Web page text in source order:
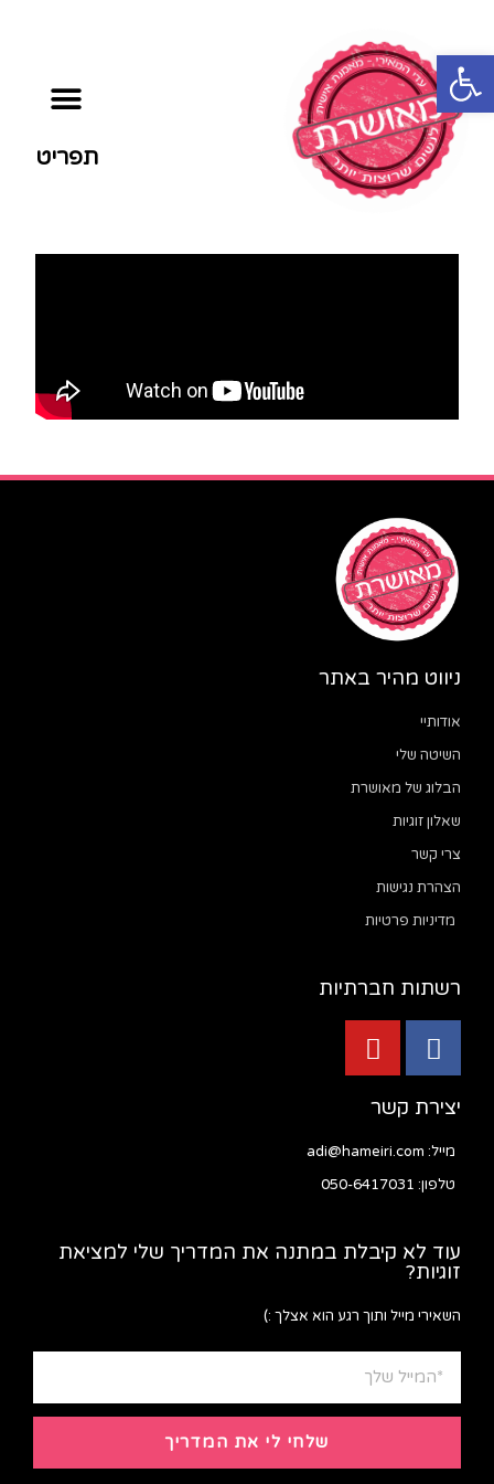
פתח סרגל נגישות
תפריט
ניווט מהיר באתר
אודותיי
השיטה שלי
הבלוג של מאושרת
שאלון זוגיות
צרי קשר
הצהרת נגישות
מדיניות פרטיות
רשתות חברתיות
יצירת קשר
מייל: adi@hameiri.com
טלפון: 050-6417031
עוד לא קיבלת במתנה את המדריך שלי למציאת
זוגיות?
השאירי מייל ותוך רגע הוא אצלך :)
שלחי לי את המדריך